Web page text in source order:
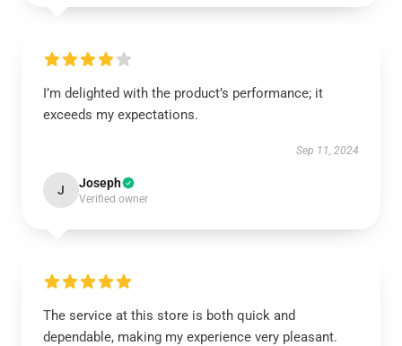
I’m delighted with the product’s performance; it
exceeds my expectations.
Sep 11, 2024
J Joseph
Verified owner
The service at this store is both quick and
dependable, making my experience very pleasant.